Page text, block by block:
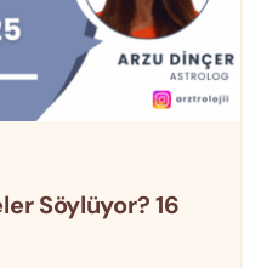
Söylüyor? 16